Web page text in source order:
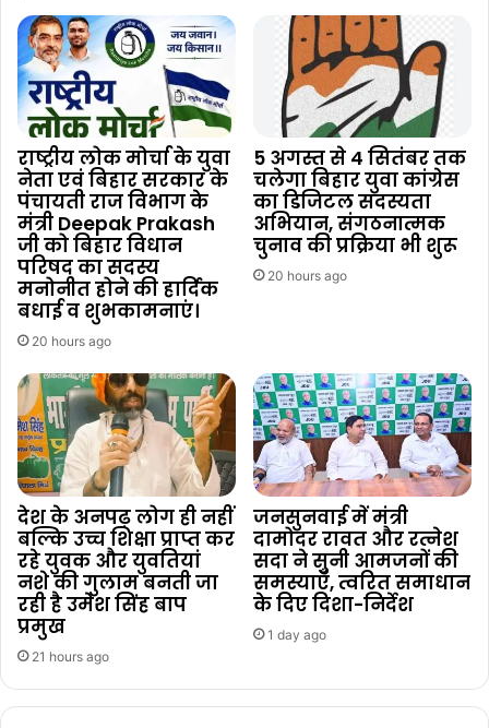
राष्ट्रीय लोक मोर्चा के युवा
नेता एवं बिहार सरकार के
पंचायती राज विभाग के
मंत्री Deepak Prakash
जी को बिहार विधान
परिषद का सदस्य
मनोनीत होने की हार्दिक
बधाई व शुभकामनाएं।
20 hours ago
5 अगस्त से 4 सितंबर तक
चलेगा बिहार युवा कांग्रेस
का डिजिटल सदस्यता
अभियान, संगठनात्मक
चुनाव की प्रक्रिया भी शुरू
20 hours ago
देश के अनपढ़ लोग ही नहीं
बल्कि उच्च शिक्षा प्राप्त कर
रहे युवक और युवतियां
नशे की गुलाम बनती जा
रही है उमेश सिंह बाप
प्रमुख
21 hours ago
जनसुनवाई में मंत्री
दामोदर रावत और रत्नेश
सदा ने सुनी आमजनों की
समस्याएँ, त्वरित समाधान
के दिए दिशा-निर्देश
1 day ago